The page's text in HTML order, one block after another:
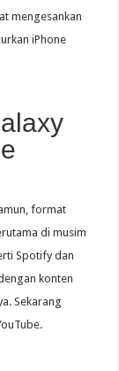
mengesankan
iPhone
format
di musim
Spotify dan
konten
Sekarang